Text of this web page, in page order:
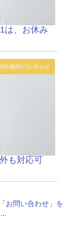
は、お休み
外施術のお知らせ
も対応可
お問い合わせ」を